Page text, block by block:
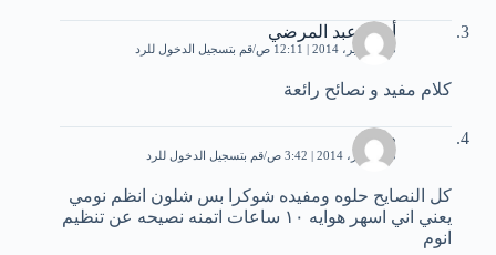
أحمد عبد المرضي
23 سبتمبر، 2014 | 12:11 ص قم بتسجيل الدخول للرد
كلام مفيد و نصائح رائعة
طيف
15 أكتوبر، 2014 | 3:42 ص قم بتسجيل الدخول للرد
كل النصايح حلوه ومفيده شوكرا بس شلون انظم نومي
يعني اني اسهر هوايه ١٠ ساعات اتمنه نصيحه عن تنظيم
انوم